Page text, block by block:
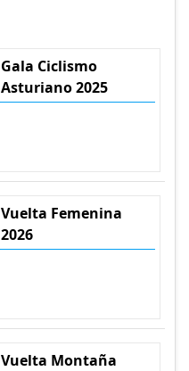
Gala Ciclismo
Asturiano 2025
Vuelta Femenina
2026
Vuelta Montaña